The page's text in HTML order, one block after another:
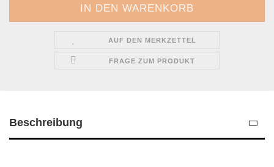
AUF DEN MERKZETTEL
FRAGE ZUM PRODUKT
Beschreibung